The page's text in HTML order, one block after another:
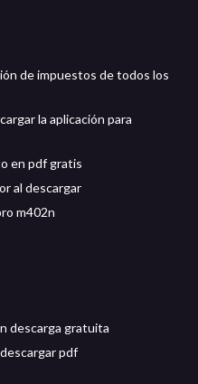
de impuestos de todos los
la aplicación para
en pdf gratis
al descargar
m402n
descarga gratuita
pdf